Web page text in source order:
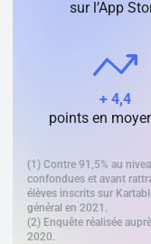
sur l’App
+ 4,4
points en
(1) Contre 91,5% au
confondues et avant
élèves inscrits sur
général en 2021.
(2) Enquête réalisée
2020.